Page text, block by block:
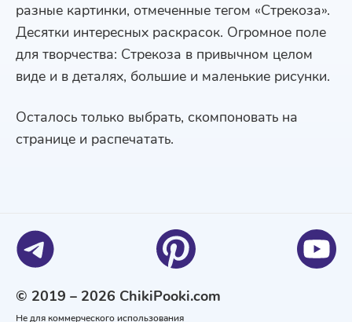
разные картинки, отмеченные тегом «Стрекоза».
Десятки интересных раскрасок. Огромное поле
для творчества: Стрекоза в привычном целом
виде и в деталях, большие и маленькие рисунки.
Осталось только выбрать, скомпоновать на
странице и распечатать.
© 2019 – 2026 ChikiPooki.com
Не для коммерческого использования